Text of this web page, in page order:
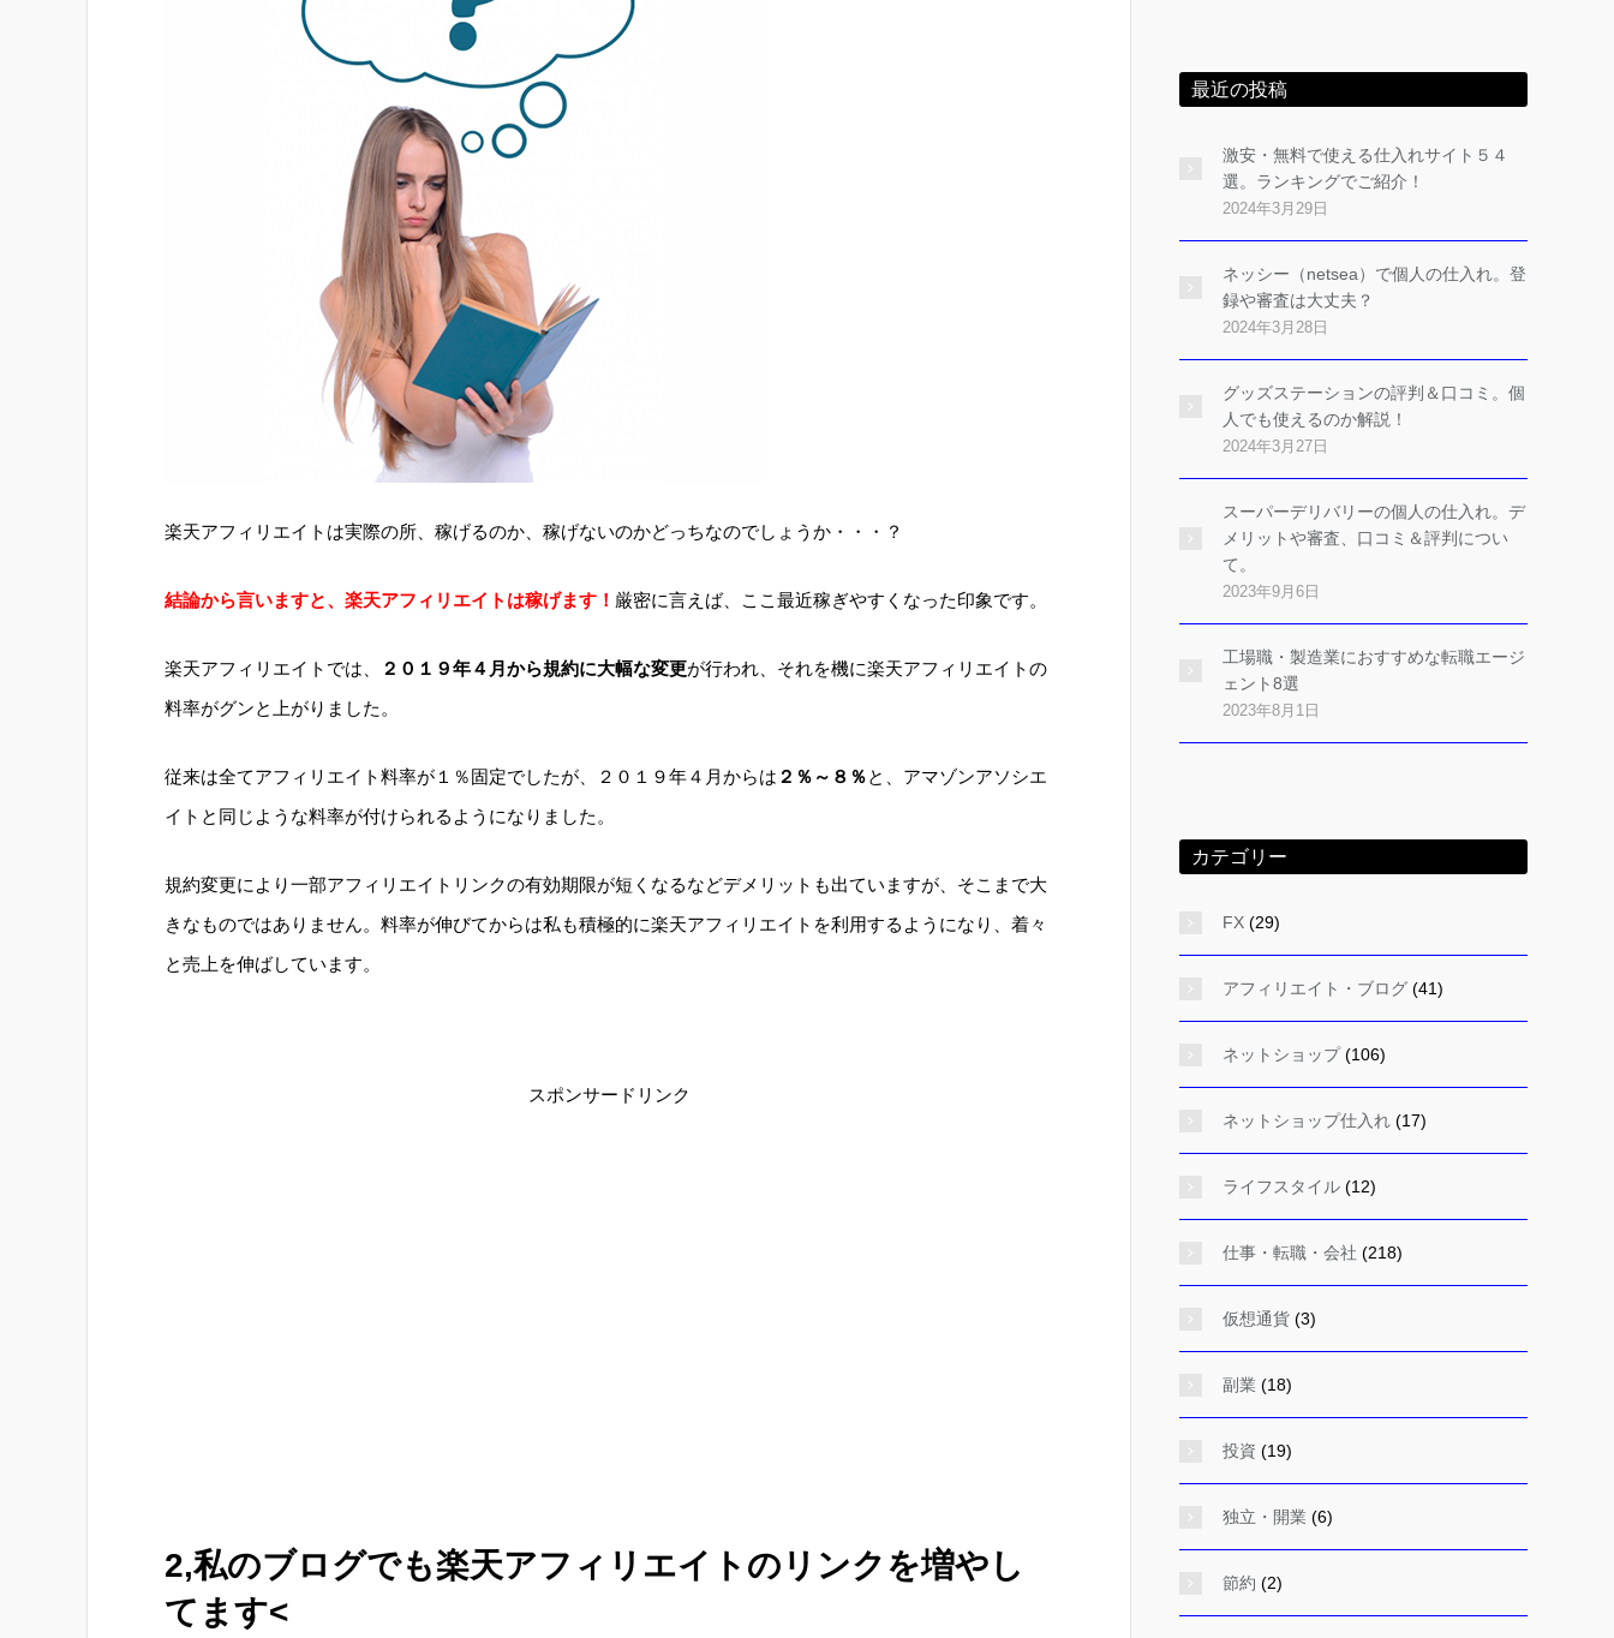
楽天アフィリエイトは実際の所、稼げるのか、稼げないのかどっちなのでしょうか・・・？
結論から言いますと、楽天アフィリエイトは稼げます！ 厳密に言えば、ここ最近稼ぎやすくなった印象です。
楽天アフィリエイトでは、 ２０１９年４月から規約に大幅な変更が行われ、それを機に楽天アフィリエイトの
料率がグンと上がりました。
従来は全てアフィリエイト料率が１％固定でしたが、２０１９年４月からは ２％～８％と、アマゾンアソシエ
イトと同じような料率が付けられるようになりました。
規約変更により一部アフィリエイトリンクの有効期限が短くなるなどデメリットも出ていますが、そこまで大
きなものではありません。料率が伸びてからは私も積極的に楽天アフィリエイトを利用するようになり、着々
と売上を伸ばしています。
スポンサードリンク
2,私のブログでも楽天アフィリエイトのリンクを増やし
てます<
最近の投稿
激安・無料で使える仕入れサイト５４
選。ランキングでご紹介！
2024年3月29日
ネッシー（netsea）で個人の仕入れ。登
録や審査は大丈夫？
2024年3月28日
グッズステーションの評判＆口コミ。個
人でも使えるのか解説！
2024年3月27日
スーパーデリバリーの個人の仕入れ。デ
メリットや審査、口コミ＆評判につい
て。
2023年9月6日
工場職・製造業におすすめな転職エージ
ェント8選
2023年8月1日
カテゴリー
FX (29)
アフィリエイト・ブログ (41)
ネットショップ(106)
ネットショップ仕入れ (17)
ライフスタイル (12)
仕事・転職・会社 (218)
仮想通貨 (3)
副業 (18)
投資 (19)
独立・開業 (6)
節約 (2)